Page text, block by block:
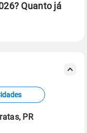
Quanto já
de Previsão
PR